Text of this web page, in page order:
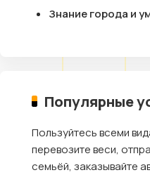
Знание города и
Популярные
Пользуйтесь всеми
перевозите веси,
семьёй, заказывайте